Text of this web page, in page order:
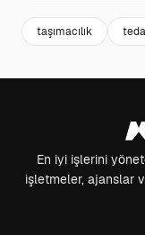
taşımacılık
En iyi işlerini
işletmeler, ajanslar